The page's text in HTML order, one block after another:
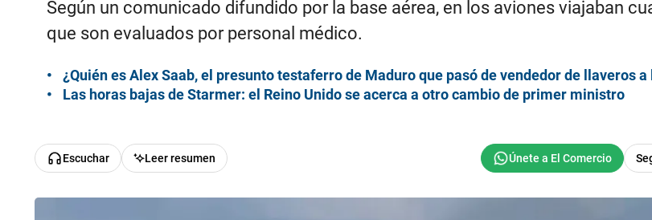
Según un comunicado difundido por la base aérea, en los aviones viajaban
que son evaluados por personal médico.
¿Quién es Alex Saab, el presunto testaferro de Maduro que pasó de vendedor de llaveros
Las horas bajas de Starmer: el Reino Unido se acerca a otro cambio de primer ministro
Escuchar Leer resumen